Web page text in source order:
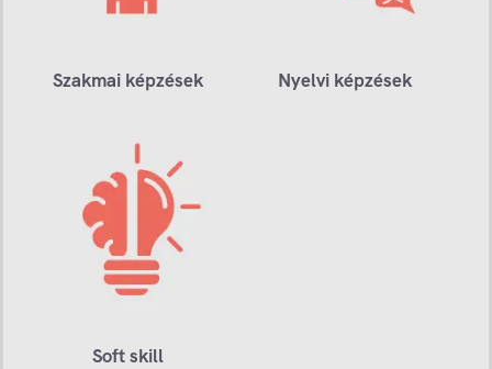
Szakmai képzések Nyelvi képzések
Soft skill